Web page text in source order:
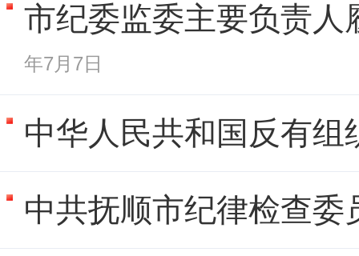
市纪委监委主要负责人
年7月7日
中华人民共和国反有组
中共抚顺市纪律检查委